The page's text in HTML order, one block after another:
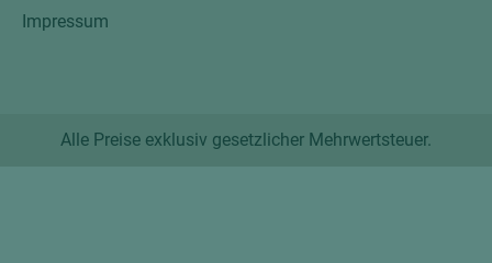
Impressum
Alle Preise exklusiv gesetzlicher Mehrwertsteuer.